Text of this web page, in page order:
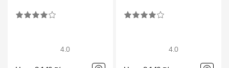
B2B
4.0 4.0